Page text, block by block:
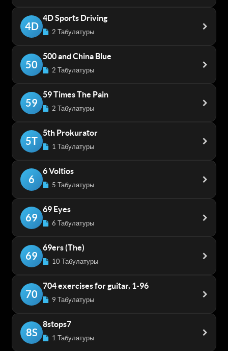
4D
4D Sports Driving
2 Табулатуры
50
500 and China Blue
2 Табулатуры
59
59 Times The Pain
2 Табулатуры
5T
5th Prokurator
1 Табулатуры
6
6 Voltios
5 Табулатуры
69
69 Eyes
6 Табулатуры
69
69ers (The)
10 Табулатуры
70
704 exercises for guitar, 1-96
9 Табулатуры
8S
8stops7
1 Табулатуры